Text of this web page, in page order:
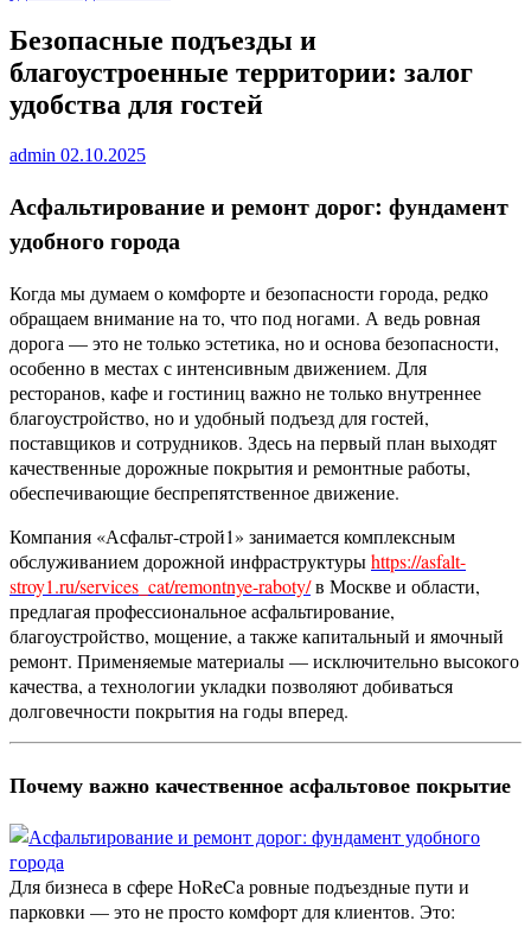
Безопасные подъезды и
благоустроенные территории: залог
удобства для гостей
admin 02.10.2025
Асфальтирование и ремонт дорог: фундамент
удобного города
Когда мы думаем о комфорте и безопасности города, редко
обращаем внимание на то, что под ногами. А ведь ровная
дорога — это не только эстетика, но и основа безопасности,
особенно в местах с интенсивным движением. Для
ресторанов, кафе и гостиниц важно не только внутреннее
благоустройство, но и удобный подъезд для гостей,
поставщиков и сотрудников. Здесь на первый план выходят
качественные дорожные покрытия и ремонтные работы,
обеспечивающие беспрепятственное движение.
Компания «Асфальт-строй1» занимается комплексным
обслуживанием дорожной инфраструктурыhttps://asfalt-
stroy1.ru/services_cat/remontnye-raboty/в Москве и области,
предлагая профессиональное асфальтирование,
благоустройство, мощение, а также капитальный и ямочный
ремонт. Применяемые материалы — исключительно высокого
качества, а технологии укладки позволяют добиваться
долговечности покрытия на годы вперед.
Почему важно качественное асфальтовое покрытие
Для бизнеса в сфере HoReCa ровные подъездные пути и
парковки — это не просто комфорт для клиентов. Это: